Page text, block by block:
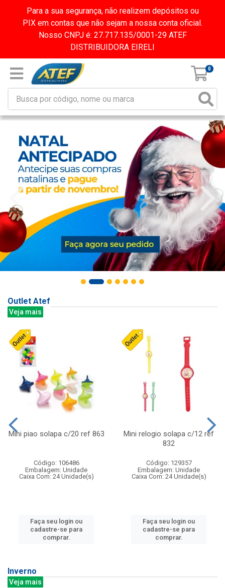
Para a sua segurança, não realizem depósitos ou
PIX em contas que não sejam a nossa conta oficial.
Nosso CNPJ é: 27.717.135/0001-29 ATEF
DISTRIBUIDORA EIRELI
0
Outlet Atef
Veja mais
Mini piao solapa c/20 ref 863
Código: 106486
Embalagem: Unidade
Caixa Com: 24 Unidade(s)
Faça seu login ou
cadastre-se para
comprar.
Mini relogio solapa c/12 ref
832
Código: 129357
Embalagem: Unidade
Caixa Com: 24 Unidade(s)
Faça seu login ou
cadastre-se para
comprar.
Inverno
Veja mais